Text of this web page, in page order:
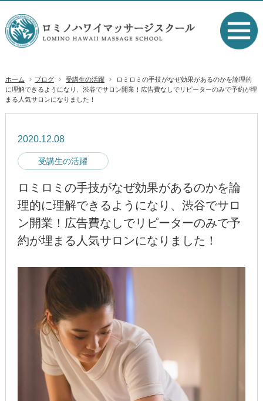
ホーム ブログ 受講生の活躍
ロミロミの手技がなぜ効果があるのかを論理的
に理解できるようになり、渋谷でサロン開業！広告費なしでリピーターのみで予約が埋
まる人気サロンになりました！
2020.12.08
受講生の活躍
ロミロミの手技がなぜ効果があるのかを論
理的に理解できるようになり、渋谷でサロ
ン開業！広告費なしでリピーターのみで予
約が埋まる人気サロンになりました！